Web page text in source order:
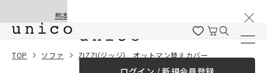
熊本地震の影響による配送遅延と停止について
TOP ソファ ZIZZI(ジッジ) オットマン替えカバー
一緒に購入する